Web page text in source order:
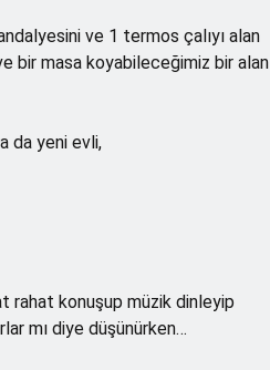
ve 1 termos çalıyı alan
bir masa koyabileceğimiz bir alan
da yeni evli,
rahat konuşup müzik dinleyip
mı diye düşünürken…